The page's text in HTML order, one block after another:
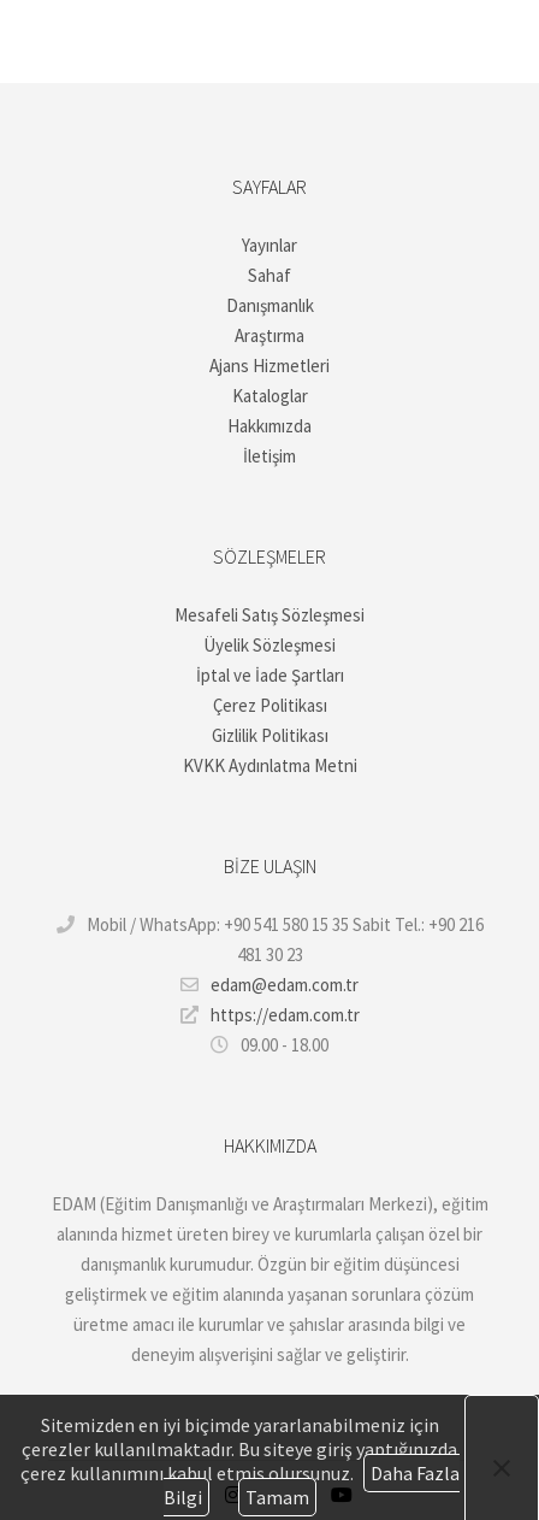
SAYFALAR
Yayınlar
Sahaf
Danışmanlık
Araştırma
Ajans Hizmetleri
Kataloglar
Hakkımızda
İletişim
SÖZLEŞMELER
Mesafeli Satış Sözleşmesi
Üyelik Sözleşmesi
İptal ve İade Şartları
Çerez Politikası
Gizlilik Politikası
KVKK Aydınlatma Metni
BIZE ULAŞIN
Mobil / WhatsApp: +90 541 580 15 35 Sabit Tel.: +90 216
481 30 23
edam@edam.com.tr
https://edam.com.tr
09.00 - 18.00
HAKKIMIZDA
EDAM (Eğitim Danışmanlığı ve Araştırmaları Merkezi), eğitim
alanında hizmet üreten birey ve kurumlarla çalışan özel bir
danışmanlık kurumudur. Özgün bir eğitim düşüncesi
geliştirmek ve eğitim alanında yaşanan sorunlara çözüm
üretme amacı ile kurumlar ve şahıslar arasında bilgi ve
deneyim alışverişini sağlar ve geliştirir.
Sitemizden en iyi biçimde yararlanabilmeniz için
çerezler kullanılmaktadır. Bu siteye giriş yaptığınızda
çerez kullanımını kabul etmiş olursunuz.
Daha Fazla
Bilgi
Tamam